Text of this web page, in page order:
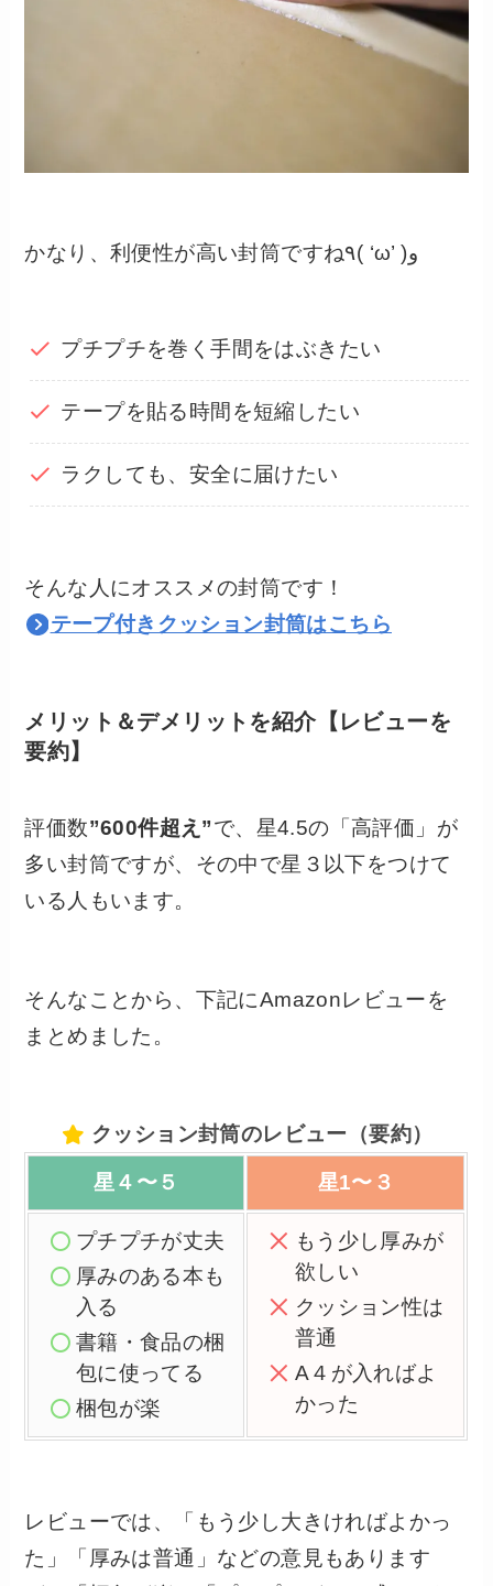
かなり、利便性が高い封筒ですね٩( ‘ω’ )و
プチプチを巻く手間をはぶきたい
テープを貼る時間を短縮したい
ラクしても、安全に届けたい
そんな人にオススメの封筒です！
テープ付きクッション封筒はこちら
メリット＆デメリットを紹介【レビューを
要約】
評価数”600件超え”で、星4.5の「高評価」が
多い封筒ですが、その中で星３以下をつけて
いる人もいます。
そんなことから、下記にAmazonレビューを
まとめました。
クッション封筒のレビュー（要約）
星４〜５ 星1〜３
プチプチが丈夫
厚みのある本も
入る
書籍・食品の梱
包に使ってる
梱包が楽
もう少し厚みが
欲しい
クッション性は
普通
A４が入ればよ
かった
レビューでは、「もう少し大きければよかっ
た」「厚みは普通」などの意見もあります